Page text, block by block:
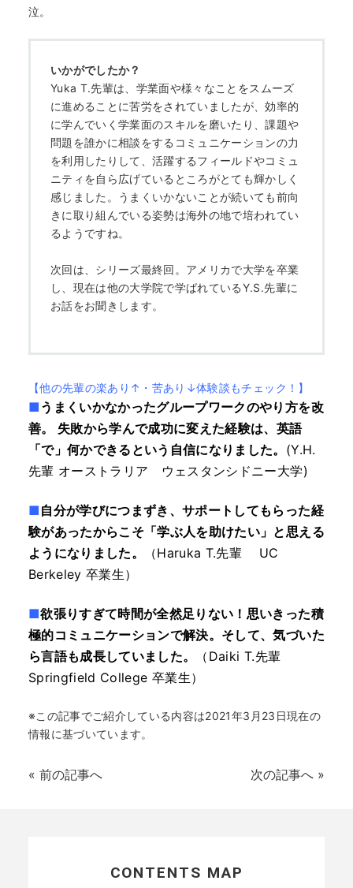
泣。
いかがでしたか？
Yuka T.先輩は、学業面や様々なことをスムーズ
に進めることに苦労をされていましたが、効率的
に学んでいく学業面のスキルを磨いたり、課題や
問題を誰かに相談をするコミュニケーションの力
を利用したりして、活躍するフィールドやコミュ
ニティを自ら広げているところがとても輝かしく
感じました。うまくいかないことが続いても前向
きに取り組んでいる姿勢は海外の地で培われてい
るようですね。
次回は、シリーズ最終回。アメリカで大学を卒業
し、現在は他の大学院で学ばれているY.S.先輩に
お話をお聞きします。
【他の先輩の楽あり↑・苦あり↓体験談もチェック！】
■ うまくいかなかったグループワークのやり方を改
善。 失敗から学んで成功に変えた経験は、英語
「で」何かできるという自信になりました。 (Y.H.
先輩 オーストラリア ウェスタンシドニー大学)
■ 自分が学びにつまずき、サポートしてもらった経
験があったからこそ「学ぶ人を助けたい」と思える
ようになりました。
（Haruka T.先輩 UC
Berkeley 卒業生）
■欲張りすぎて時間が全然足りない！思いきった積
極的コミュニケーションで解決。そして、気づいた
ら言語も成長していました。
（Daiki T.先輩
Springfield College 卒業生）
※この記事でご紹介している内容は2021年3月23日現在の
情報に基づいています。
« 前の記事へ 次の記事へ »
CONTENTS MAP